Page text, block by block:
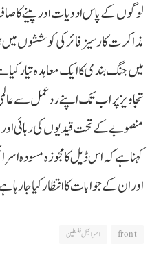
لوگوں کے پاس ادویات اور پینے کا
مذاکرت کار سیز فائر کی کوششوں میں
میں جنگ بندی کا ایک معاہدہ تیار
تجاویز پر اب تک اپنے ردعمل سے
منصوبے کے تحت قیدیوں کی رہائی اور
کہنا ہے کہ اس ڈیل کا مجوزہ مسودہ
اور ان کے جوابات کا انتظار کیا جا رہا
front اسرائیل فلسطین